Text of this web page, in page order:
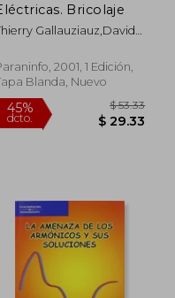
Bricolaje
Gallauziauz,David
2001, 1 Edición,
Blanda, Nuevo